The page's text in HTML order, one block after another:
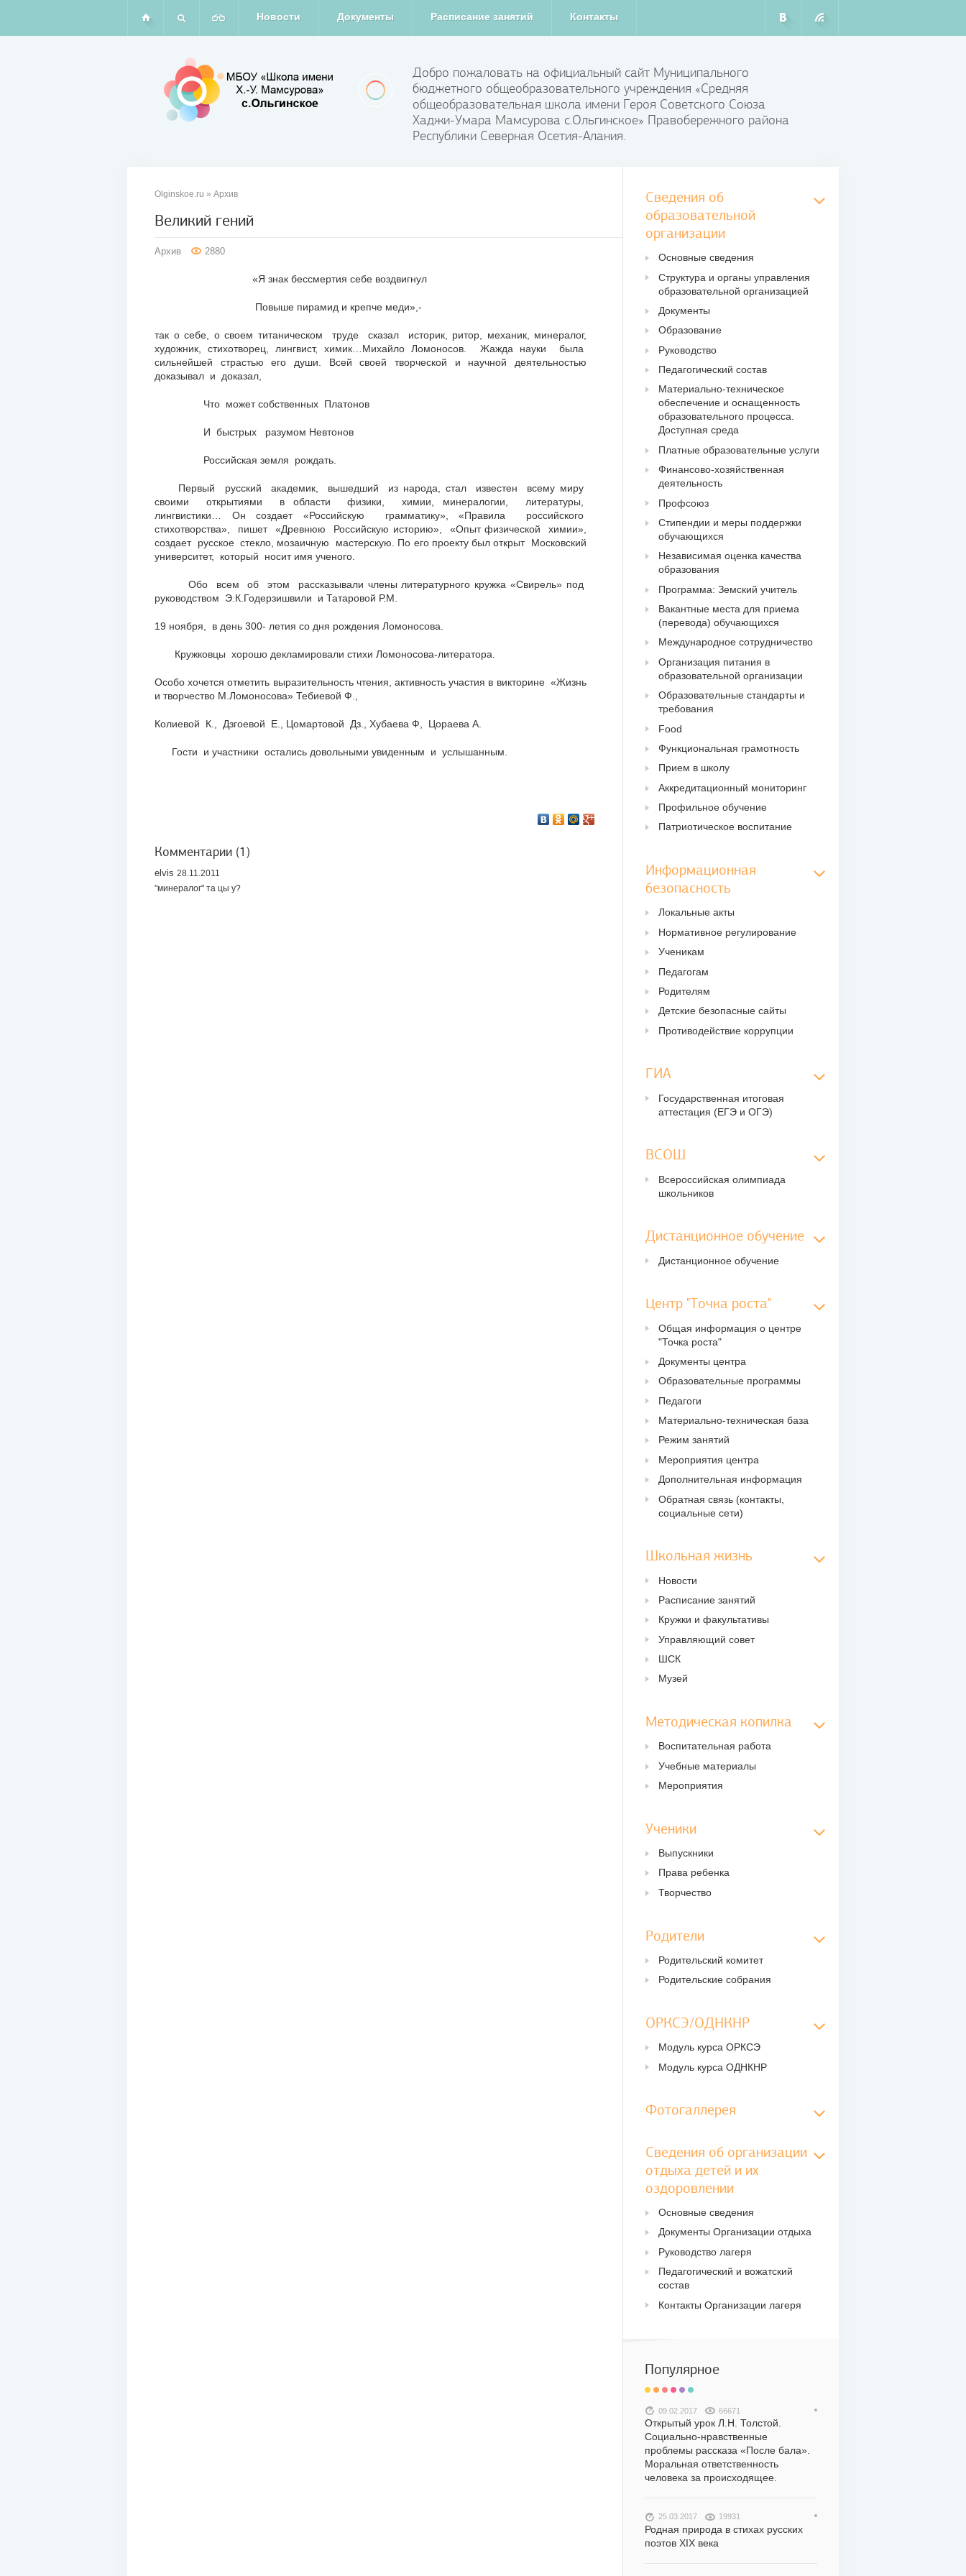
Новости Документы Расписание занятий Контакты
Добро пожаловать на официальный сайт Муниципального
бюджетного общеобразовательного учреждения «Средняя
общеобразовательная школа имени Героя Советского Союза
Хаджи-Умара Мамсурова с.Ольгинское» Правобережного района
Республики Северная Осетия-Алания.
Olginskoe.ru » Архив
Великий гений
Архив 2880
«Я знак бессмертия себе воздвигнул
Повыше пирамид и крепче меди»,-
так о себе, о своем титаническом труде сказал историк, ритор, механик, минералог,
художник, стихотворец, лингвист, химик…Михайло Ломоносов. Жажда науки была
сильнейшей страстью его души. Всей своей творческой и научной деятельностью
доказывал и доказал,
Что может собственных Платонов
И быстрых разумом Невтонов
Российская земля рождать.
Первый русский академик, вышедший из народа, стал известен всему миру
своими открытиями в области физики, химии, минералогии, литературы,
лингвистики… Он создает «Российскую грамматику», «Правила российского
стихотворства», пишет «Древнюю Российскую историю», «Опыт физической химии»,
создает русское стекло, мозаичную мастерскую. По его проекту был открыт Московский
университет, который носит имя ученого.
Обо всем об этом рассказывали члены литературного кружка «Свирель» под
руководством Э.К.Годерзишвили и Татаровой Р.М.
19 ноября, в день 300- летия со дня рождения Ломоносова.
Кружковцы хорошо декламировали стихи Ломоносова-литератора.
Особо хочется отметить выразительность чтения, активность участия в викторине «Жизнь
и творчество М.Ломоносова» Тебиевой Ф.,
Колиевой К., Дзгоевой Е., Цомартовой Дз., Хубаева Ф, Цораева А.
Гости и участники остались довольными увиденным и услышанным.
Комментарии (1)
elvis 28.11.2011
"минералог" та цы у?
Сведения об
образовательной
организации
Основные сведения
Структура и органы управления
образовательной организацией
Документы
Образование
Руководство
Педагогический состав
Материально-техническое
обеспечение и оснащенность
образовательного процесса.
Доступная среда
Платные образовательные услуги
Финансово-хозяйственная
деятельность
Профсоюз
Стипендии и меры поддержки
обучающихся
Независимая оценка качества
образования
Программа: Земский учитель
Вакантные места для приема
(перевода) обучающихся
Международное сотрудничество
Организация питания в
образовательной организации
Образовательные стандарты и
требования
Food
Функциональная грамотность
Прием в школу
Аккредитационный мониторинг
Профильное обучение
Патриотическое воспитание
Информационная
безопасность
Локальные акты
Нормативное регулирование
Ученикам
Педагогам
Родителям
Детские безопасные сайты
Противодействие коррупции
ГИА
Государственная итоговая
аттестация (ЕГЭ и ОГЭ)
ВСОШ
Всероссийская олимпиада
школьников
Дистанционное обучение
Дистанционное обучение
Центр "Точка роста"
Общая информация о центре
"Точка роста"
Документы центра
Образовательные программы
Педагоги
Материально-техническая база
Режим занятий
Мероприятия центра
Дополнительная информация
Обратная связь (контакты,
социальные сети)
Школьная жизнь
Новости
Расписание занятий
Кружки и факультативы
Управляющий совет
ШСК
Музей
Методическая копилка
Воспитательная работа
Учебные материалы
Мероприятия
Ученики
Выпускники
Права ребенка
Творчество
Родители
Родительский комитет
Родительские собрания
ОРКСЭ/ОДНКНР
Модуль курса ОРКСЭ
Модуль курса ОДНКНР
Фотогаллерея
Сведения об организации
отдыха детей и их
оздоровлении
Основные сведения
Документы Организации отдыха
Руководство лагеря
Педагогический и вожатский
состав
Контакты Организации лагеря
Популярное
09.02.2017 66671
Открытый урок Л.Н. Толстой.
Социально-нравственные
проблемы рассказа «После бала».
Моральная ответственность
человека за происходящее.
25.03.2017 19931
Родная природа в стихах русских
поэтов XIX века